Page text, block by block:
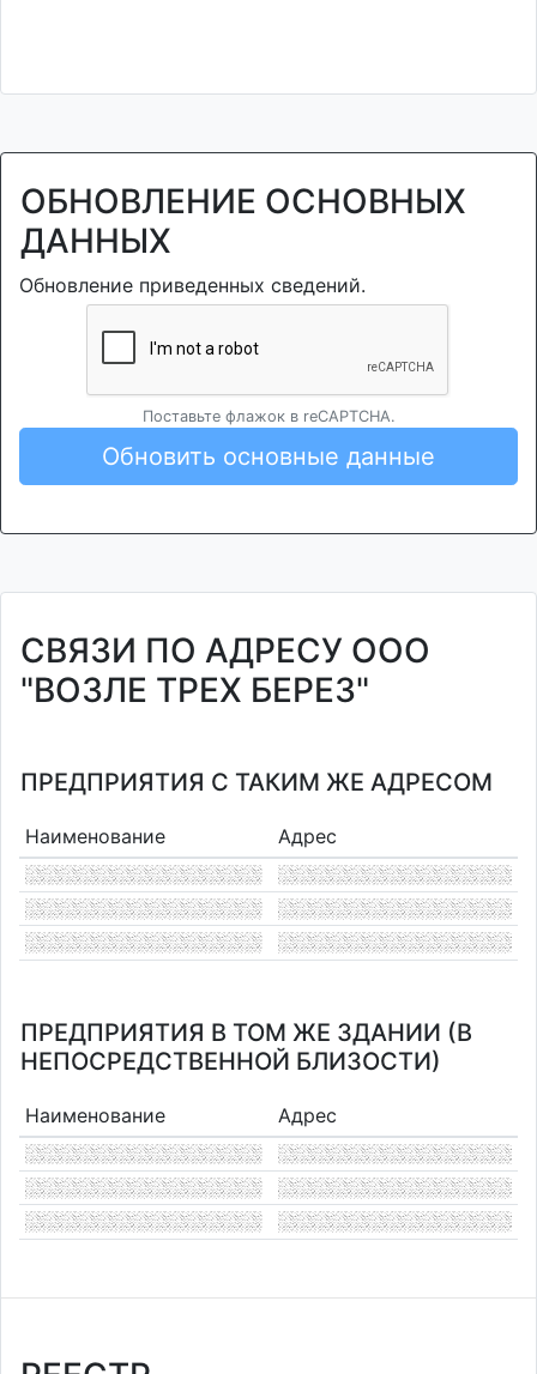
ОБНОВЛЕНИЕ ОСНОВНЫХ
ДАННЫХ
Обновление приведенных сведений.
Поставьте флажок в reCAPTCHA.
Обновить основные данные
СВЯЗИ ПО АДРЕСУ ООО
"ВОЗЛЕ ТРЕХ БЕРЕЗ"
ПРЕДПРИЯТИЯ С ТАКИМ ЖЕ АДРЕСОМ
Наименование Адрес
ПРЕДПРИЯТИЯ В ТОМ ЖЕ ЗДАНИИ (В
НЕПОСРЕДСТВЕННОЙ БЛИЗОСТИ)
Наименование Адрес